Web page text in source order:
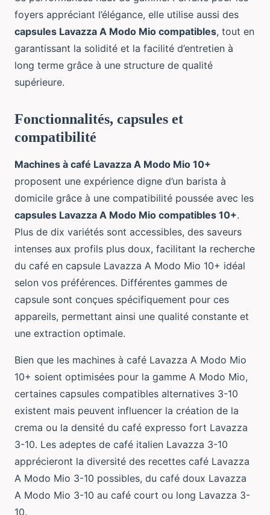
foyers appréciant l’élégance, elle utilise aussi des
capsules Lavazza A Modo Mio compatibles, tout en
garantissant la solidité et la facilité d’entretien à
long terme grâce à une structure de qualité
supérieure.
Fonctionnalités, capsules et
compatibilité
Machines à café Lavazza A Modo Mio 10+
proposent une expérience digne d’un barista à
domicile grâce à une compatibilité poussée avec les
capsules Lavazza A Modo Mio compatibles 10+.
Plus de dix variétés sont accessibles, des saveurs
intenses aux profils plus doux, facilitant la recherche
du café en capsule Lavazza A Modo Mio 10+ idéal
selon vos préférences. Différentes gammes de
capsule sont conçues spécifiquement pour ces
appareils, permettant ainsi une qualité constante et
une extraction optimale.
Bien que les machines à café Lavazza A Modo Mio
10+ soient optimisées pour la gamme A Modo Mio,
certaines capsules compatibles alternatives 3-10
existent mais peuvent influencer la création de la
crema ou la densité du café expresso fort Lavazza
3-10. Les adeptes de café italien Lavazza 3-10
apprécieront la diversité des recettes café Lavazza
A Modo Mio 3-10 possibles, du café doux Lavazza
A Modo Mio 3-10 au café court ou long Lavazza 3-
10.